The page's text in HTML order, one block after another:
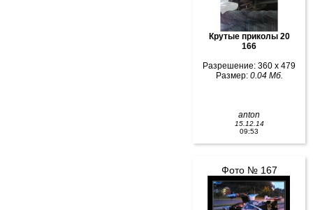
Крутые приколы 20
166
Разрешение: 360 x 479
Размер: 0.04 Мб.
anton
15.12.14
09:53
Фото № 167